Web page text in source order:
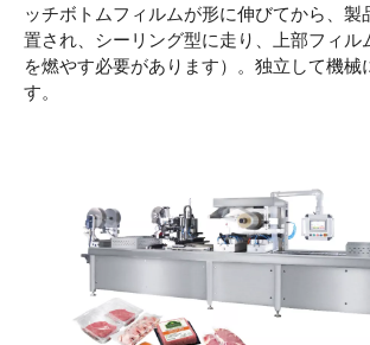
ッチボトムフィルムが形に伸びてから、製
置され、シーリング型に走り、上部フィル
を燃やす必要があります）。独立して機械
す。